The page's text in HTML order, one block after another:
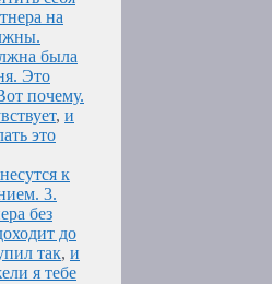
на
была
Это
почему.
, и
это
к
3.
без
до
так, и
я тебе